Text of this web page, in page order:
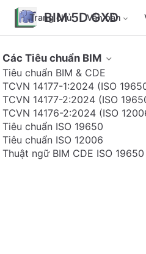
BIM 5D GXD
Trang chủ Văn bản
Các Tiêu chuẩn BIM
Tiêu chuẩn BIM & CDE
TCVN 14177-1:2024 (ISO
TCVN 14177-2:2024 (ISO
TCVN 14176-2:2024 (ISO
Tiêu chuẩn ISO 19650
Tiêu chuẩn ISO 12006
Thuật ngữ BIM CDE ISO 19650